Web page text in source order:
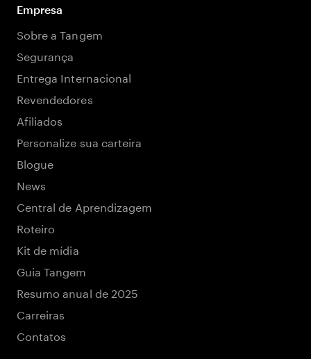
Empresa
Sobre a Tangem
Segurança
Entrega Internacional
Revendedores
Afiliados
Personalize sua carteira
Blogue
News
Central de Aprendizagem
Roteiro
Kit de mídia
Guia Tangem
Resumo anual de 2025
Carreiras
Contatos